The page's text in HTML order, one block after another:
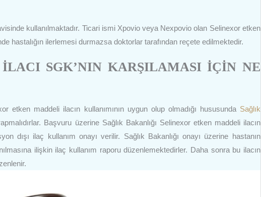
kullanılmaktadır. Ticari ismi Xpovio veya Nexpovio olan Selinexor etken
hastalığın ilerlemesi durmazsa doktorlar tarafından reçete edilmektedir.
SGK’NIN KARŞILAMASI İÇİN NE
etken maddeli ilacın kullanımının uygun olup olmadığı hususunda Sağlık
Başvuru üzerine Sağlık Bakanlığı Selinexor etken maddeli ilacın
dışı ilaç kullanım onayı verilir. Sağlık Bakanlığı onayı üzerine hastanın
ilişkin ilaç kullanım raporu düzenlemektedirler. Daha sonra bu ilacın